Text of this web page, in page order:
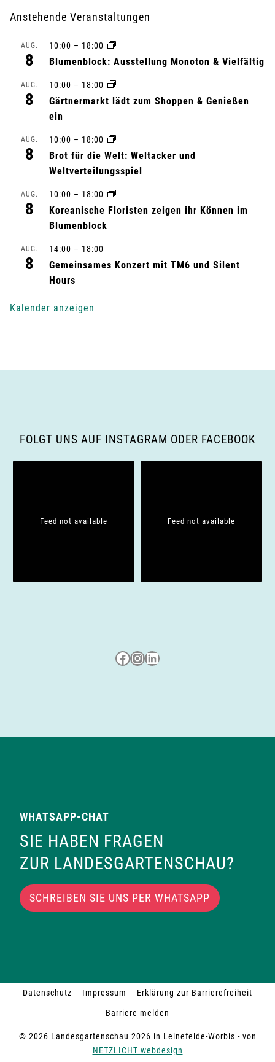
r
-
a
Anstehende Veranstaltungen
AUG.
8
10:00 – 18:00
Blumenblock: Ausstellung Monoton & Vielfältig
AUG.
8
10:00 – 18:00
Gärtnermarkt lädt zum Shoppen & Genießen
ein
AUG.
8
10:00 – 18:00
Brot für die Welt: Weltacker und
Weltverteilungsspiel
AUG.
8
10:00 – 18:00
Koreanische Floristen zeigen ihr Können im
Blumenblock
AUG.
8
14:00 – 18:00
Gemeinsames Konzert mit TM6 und Silent
Hours
Kalender anzeigen
FOLGT UNS AUF INSTAGRAM ODER FACEBOOK
Feed not available Feed not available
Besuche uns auf Facebook
Besuche uns auf Instagram
LinkedIn
WHATSAPP-CHAT
SIE HABEN FRAGEN
ZUR LANDESGARTENSCHAU?
SCHREIBEN SIE UNS PER WHATSAPP
© 2026 Landesgartenschau 2026 in Leinefelde-Worbis - von
NETZLICHT webdesign
Datenschutz Impressum
Erklärung zur Barrierefreiheit
Barriere melden